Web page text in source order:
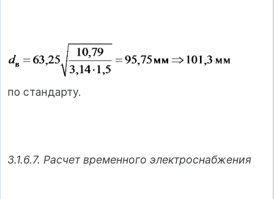
по стандарту.
3.1.6.7. Расчет временного электроснабжения